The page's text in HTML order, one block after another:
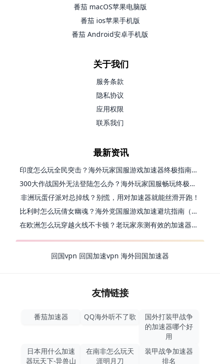
番茄 macOS苹果电脑版
番茄 ios苹果手机版
番茄 Android安卓手机版
关于我们
服务条款
隐私协议
应用权限
联系我们
最新资讯
印度怎么玩全民突击？海外玩家国服游戏加速器终极指南（附原神延迟优化+精灵之境加速器选择）
300大作战国外无法登陆怎么办？海外玩家国服畅玩终极指南（附实测推荐）
非洲玩蛋仔派对总掉线？别慌，用对加速器就能丝滑开跑！
比利时怎么玩倩女幽魂？海外党国服游戏加速避坑指南（附实测推荐）
在欧洲怎么玩穿越火线不卡顿？老玩家亲测有效的加速器选择指南
回国vpn 回国加速vpn 海外回国加速器
友情链接
番茄加速器 QQ海外听不了歌
国外打装甲战争
的加速器哪个好
用
日本用什么加速
器玩天下-异兽山
在南非怎么玩天
涯明月刀
装甲战争加速器
排名